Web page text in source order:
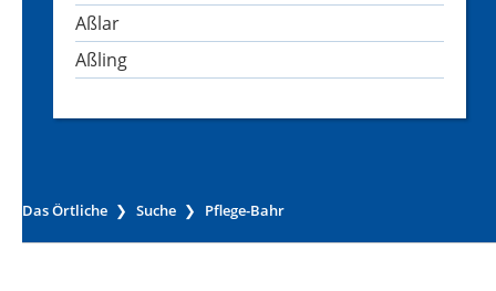
Aßlar
Aßling
Das Örtliche Suche Pflege-Bahr